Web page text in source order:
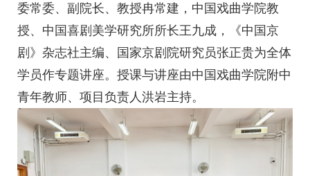
委常委、副院长、教授冉常建，中国戏曲学院教
授、中国喜剧美学研究所所长王九成，《中国京
剧》杂志社主编、国家京剧院研究员张正贵为全体
学员作专题讲座。授课与讲座由中国戏曲学院附中
青年教师、项目负责人洪岩主持。